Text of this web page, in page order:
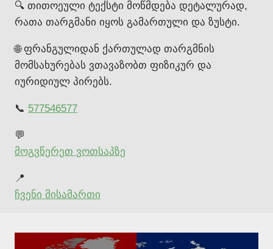
🔍 თითოეული ტექსტი მოწმდება დეტალურად,
რათა თარგმანი იყოს გამართული და ზუსტი.
🌐 ფრანგულიდან ქართულად თარგმნის
მომსახურებას ვთავაზობთ ფიზიკურ და
იურიდიულ პირებს.
📞 577546577
💬
მოგვწერეთ ვოთსაპზე
📍
ჩვენი მისამართი